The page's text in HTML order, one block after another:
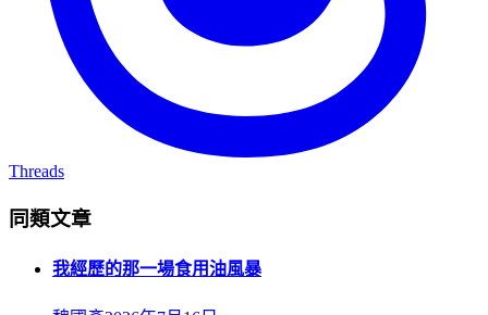
Threads
同類文章
我經歷的那一場食用油風暴